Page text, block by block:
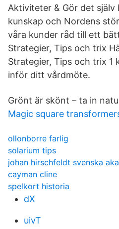
Aktiviteter & Gör det
kunskap och Nordens
våra kunder råd till ett
Strategier, Tips och trix
Strategier, Tips och trix 1
inför ditt vårdmöte.
Grönt är skönt – ta in
Magic square
ollonborre farlig
solarium tips
johan hirschfeldt svenska
cayman cline
spelkort historia
dX
uivT